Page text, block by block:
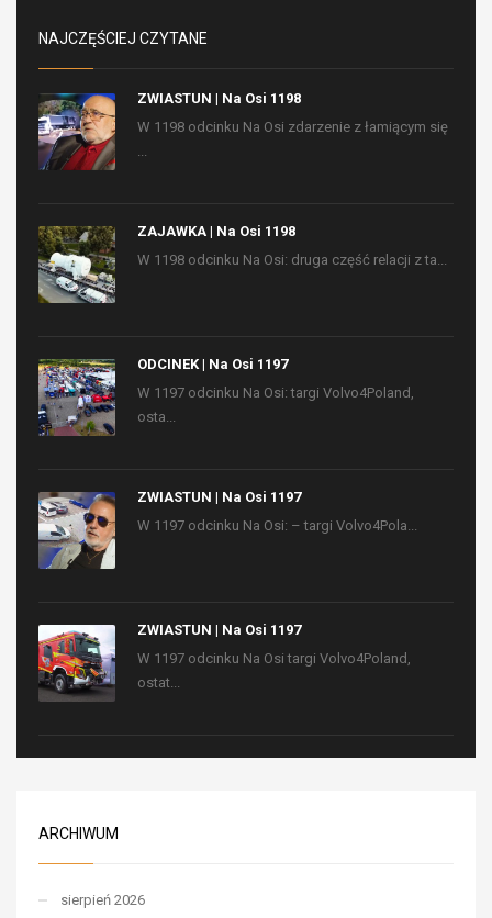
NAJCZĘŚCIEJ CZYTANE
ZWIASTUN | Na Osi 1198
W 1198 odcinku Na Osi zdarzenie z łamiącym się
ZAJAWKA | Na Osi 1198
W 1198 odcinku Na Osi: druga część relacji z ta...
ODCINEK | Na Osi 1197
W 1197 odcinku Na Osi: targi Volvo4Poland,
osta...
ZWIASTUN | Na Osi 1197
W 1197 odcinku Na Osi: – targi Volvo4Pola...
ZWIASTUN | Na Osi 1197
W 1197 odcinku Na Osi targi Volvo4Poland,
ostat...
ARCHIWUM
sierpień 2026